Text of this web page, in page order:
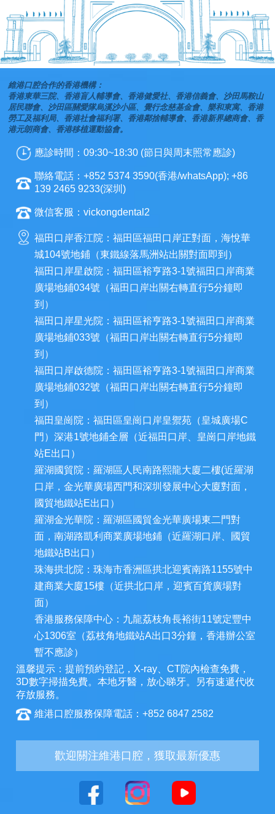
維港口腔合作的香港機構：
香港東華三院、香港盲人輔導會、香港健愛社、香港信義會、沙田馬鞍山
居民聯會、沙田區關愛隊烏溪沙小區、覺行念慈基金會、樂和東寓、香港
勞工及福利局、香港社會福利署、香港鄰捨輔導會、香港新界總商會、香
港元朗商會、香港移植運動協會。
應診時間：09:30~18:30 (節日與周末照常應診)
聯絡電話：+852 5374 3590(香港/whatsApp); +86
139 2465 9233(深圳)
微信客服：vickongdental2
福田口岸香江院：福田區福田口岸正對面，海悅華
城104號地鋪（東鐵線落馬洲站出關對面即到）
福田口岸星啟院：福田區裕亨路3-1號福田口岸商業
廣場地鋪034號（福田口岸出關右轉直行5分鐘即
到）
福田口岸星光院：福田區裕亨路3-1號福田口岸商業
廣場地鋪033號（福田口岸出關右轉直行5分鐘即
到）
福田口岸啟德院：福田區裕亨路3-1號福田口岸商業
廣場地鋪032號（福田口岸出關右轉直行5分鐘即
到）
福田皇崗院：福田區皇崗口岸皇禦苑（皇城廣場C
門）深港1號地鋪全層（近福田口岸、皇崗口岸地鐵
站E出口）
羅湖國貿院：羅湖區人民南路熙龍大廈二樓(近羅湖
口岸，金光華廣場西門和深圳發展中心大廈對面，
國貿地鐵站E出口）
羅湖金光華院：羅湖區國貿金光華廣場東二門對
面，南湖路凱利商業廣場地鋪（近羅湖口岸、國貿
地鐵站B出口）
珠海拱北院：珠海市香洲區拱北迎賓南路1155號中
建商業大廈15樓（近拱北口岸，迎賓百貨廣場對
面）
香港服務保障中心：九龍荔枝角長裕街11號定豐中
心1306室（荔枝角地鐵站A出口3分鐘，香港辦公室
暫不應診）
溫馨提示：提前預約登記，X-ray、CT院內檢查免費，
3D數字掃描免費。本地牙醫，放心睇牙。另有速遞代收
存放服務。
維港口腔服務保障電話：+852 6847 2582
歡迎關注維港口腔，獲取最新優惠